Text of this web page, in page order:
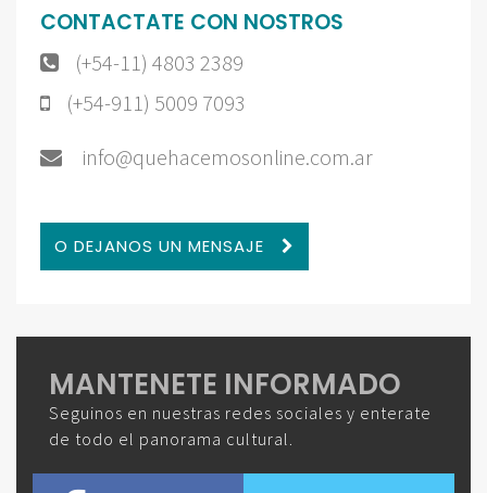
CONTACTATE CON NOSTROS
(+54-11) 4803 2389
(+54-911) 5009 7093
info@quehacemosonline.com.ar
O DEJANOS UN MENSAJE
MANTENETE INFORMADO
Seguinos en nuestras redes sociales y enterate
de todo el panorama cultural.